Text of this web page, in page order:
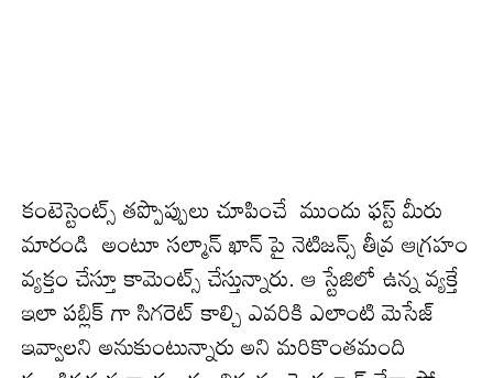
కంటెస్టెంట్స్ తప్పొప్పులు చూపించే ముందు ఫ‌స్ట్ మీరు
మారండి అంటూ సల్మాన్ ఖాన్ పై నెటిజ‌న్స్ తీవ్ర ఆగ్రహం
వ్యక్తం చేస్తూ కామెంట్స్ చేస్తున్నారు. ఆ స్టేజిలో ఉన్న వ్యక్తే
ఇలా పబ్లిక్ గా సిగరెట్‌ కాల్చి ఎవ‌రికి ఎలాంటి మెసేజ్
ఇవ్వాలని అనుకుంటున్నారు అని మ‌రికొంతమంది